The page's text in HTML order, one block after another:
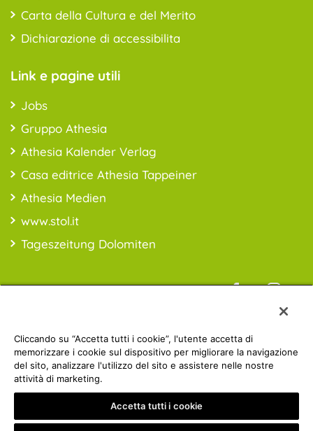
Carta della Cultura e del Merito
Dichiarazione di accessibilita
Link e pagine utili
Jobs
Gruppo Athesia
Athesia Kalender Verlag
Casa editrice Athesia Tappeiner
Athesia Medien
www.stol.it
Tageszeitung Dolomiten
spese di spedizioni escluse
Athesia Gruppe | © 2019 ATHESIA BUCH | MwSt.-Nr.:
IT00853860211
Cliccando su “Accetta tutti i cookie”, l'utente accetta di
memorizzare i cookie sul dispositivo per migliorare la navigazione
del sito, analizzare l'utilizzo del sito e assistere nelle nostre
attività di marketing.
Accetta tutti i cookie